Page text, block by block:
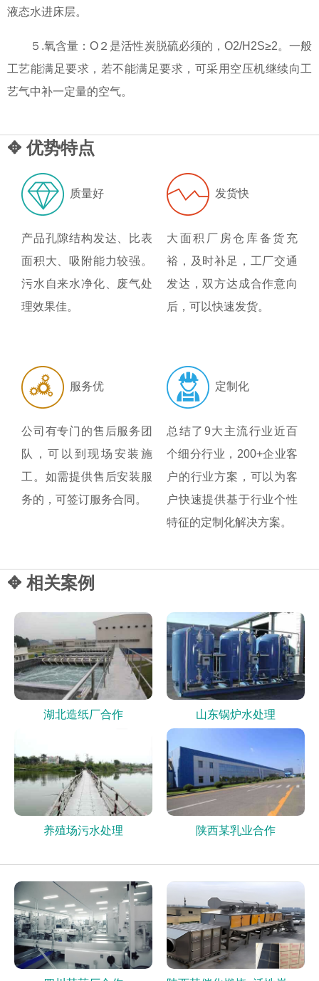
液态水进床层。
５.氧含量：O２是活性炭脱硫必须的，O2/H2S≥2。一般
工艺能满足要求，若不能满足要求，可采用空压机继续向工
艺气中补一定量的空气。
✥ 优势特点
质量好
产品孔隙结构发达、比表
面积大、吸附能力较强。
污水自来水净化、废气处
理效果佳。
发货快
大面积厂房仓库备货充
裕，及时补足，工厂交通
发达，双方达成合作意向
后，可以快速发货。
服务优
公司有专门的售后服务团
队，可以到现场安装施
工。如需提供售后安装服
务的，可签订服务合同。
定制化
总结了9大主流行业近百
个细分行业，200+企业客
户的行业方案，可以为客
户快速提供基于行业个性
特征的定制化解决方案。
✥ 相关案例
湖北造纸厂合作 山东锅炉水处理
养殖场污水处理 陕西某乳业合作